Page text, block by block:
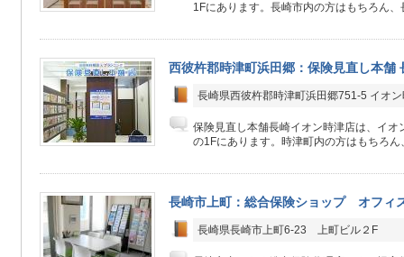
1Fにあります。長崎市内の方はもちろん
西彼杵郡時津町浜田郷：保険見直し本舗
長崎県西彼杵郡時津町浜田郷751-5 イオ
保険見直し本舗長崎イオン時津店は、イオ
の1Fにあります。時津町内の方はもちろ
長崎市上町：総合保険ショップ オフィ
長崎県長崎市上町6-23 上町ビル２F